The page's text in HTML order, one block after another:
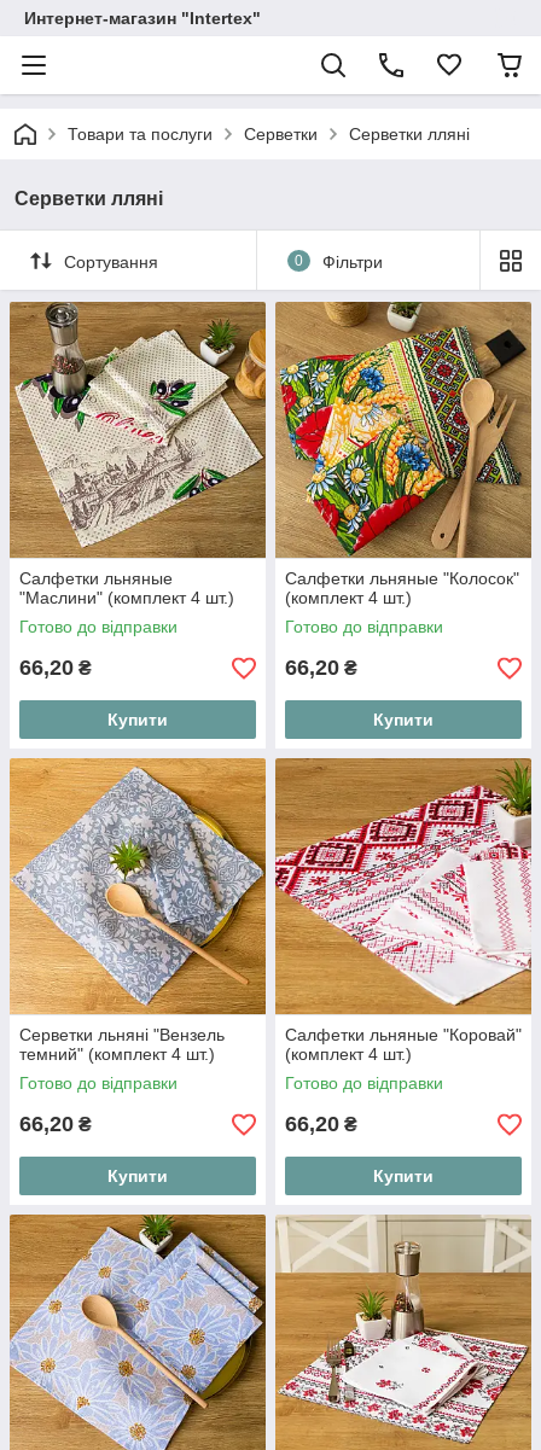
Интернет-магазин "Intertex"
Товари та послуги Серветки Серветки лляні
Серветки лляні
Сортування 0 Фільтри
Салфетки льняные
"Маслини" (комплект 4 шт.)
Готово до відправки
66,20 ₴
Купити
Салфетки льняные "Колосок"
(комплект 4 шт.)
Готово до відправки
66,20 ₴
Купити
Серветки льняні "Вензель
темний" (комплект 4 шт.)
Готово до відправки
66,20 ₴
Купити
Салфетки льняные "Коровай"
(комплект 4 шт.)
Готово до відправки
66,20 ₴
Купити